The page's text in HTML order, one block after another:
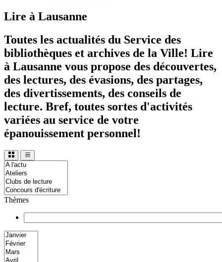
Lire à Lausanne
Toutes les actualités du Service des
bibliothèques et archives de la Ville! Lire
à Lausanne vous propose des découvertes,
des lectures, des évasions, des partages,
des divertissements, des conseils de
lecture. Bref, toutes sortes d'activités
variées au service de votre
épanouissement personnel!
Thèmes